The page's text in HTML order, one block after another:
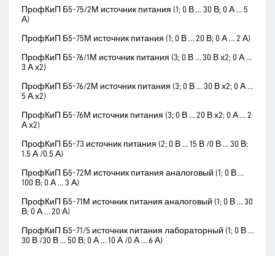
ПрофКиП Б5-75/2М источник питания (1; 0 В … 30 В; 0 А … 5
А)
ПрофКиП Б5-75М источник питания (1; 0 В … 20 В; 0 А … 2 А)
ПрофКиП Б5-76/1М источник питания (3; 0 В … 30 В х2; 0 А …
3 А х2)
ПрофКиП Б5-76/2М источник питания (3; 0 В … 30 В х2; 0 А …
5 А х2)
ПрофКиП Б5-76М источник питания (3; 0 В … 20 В х2; 0 А … 2
А х2)
ПрофКиП Б5-73 источник питания (2; 0 В … 15 В /0 В … 30 В;
1.5 А /0.5 А)
ПрофКиП Б5-72М источник питания аналоговый (1; 0 В …
100 В; 0 А … 3 А)
ПрофКиП Б5-71М источник питания аналоговый (1; 0 В … 30
В; 0 А … 20 А)
ПрофКиП Б5-71/5 источник питания лабораторный (1; 0 В …
30 В /30 В … 50 В; 0 А … 10 А /0 А … 6 А)